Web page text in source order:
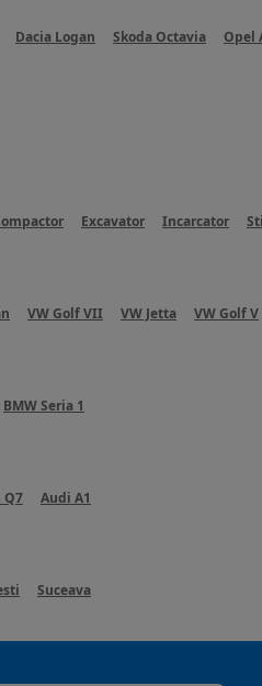
Dacia Logan Skoda Octavia Opel
Excavator Incarcator
VW Golf VII VW Jetta VW Golf V
BMW Seria 1
Q7 Audi A1
Suceava